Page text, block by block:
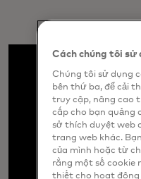
Cách chúng tôi sử
Chúng tôi sử dụng
bên thứ ba, để cải
truy cập, nâng cao
cấp cho bạn quảng
sở thích duyệt web
trang web khác.
của mình hoặc từ
rằng một số cookie
thiết cho hoạt